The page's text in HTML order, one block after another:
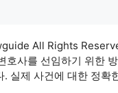
All Rights
사를 선임하기 위한
. 실제 사건에 대한 정